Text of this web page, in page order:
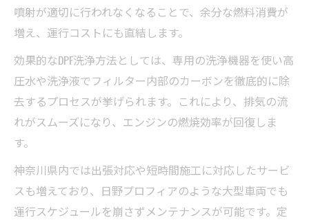
噴射が適切に行われなくなることで、余分な燃料消費が
増え、運行コストにも直結します。
効果的なDPF洗浄方法としては、専用の洗浄機器を使い高
圧水や洗浄液でフィルター内部のカーボンを徹底的に除
去するプロセスが挙げられます。これにより、排気の流
れがスムーズになり、エンジンの燃焼効率が回復しま
す。
神奈川県内では出張対応や短時間施工に対応したサービ
スも増えており、日野プロフィアのような大型車両でも
運行スケジュールを崩さずメンテナンスが可能です。定